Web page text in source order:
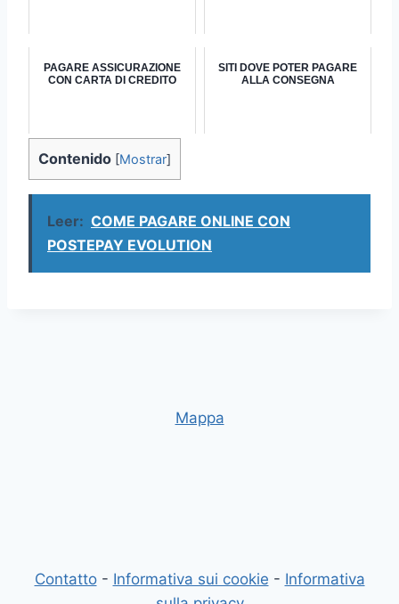
PAGARE ASSICURAZIONE
CON CARTA DI CREDITO
SITI DOVE POTER PAGARE
ALLA CONSEGNA
Contenido [Mostrar]
Leer: COME PAGARE ONLINE CON
POSTEPAY EVOLUTION
Mappa
Contatto- Informativa sui cookie - Informativa